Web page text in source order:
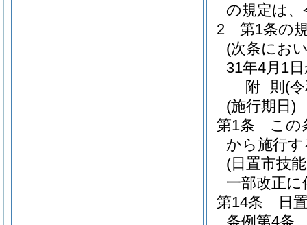
の規定は
2
第1条の
(次条にお
31年4月1
附 則 (
(施行期日)
第1条
この
から施行
(日置市技
一部改正
第14条
日
条例第4条